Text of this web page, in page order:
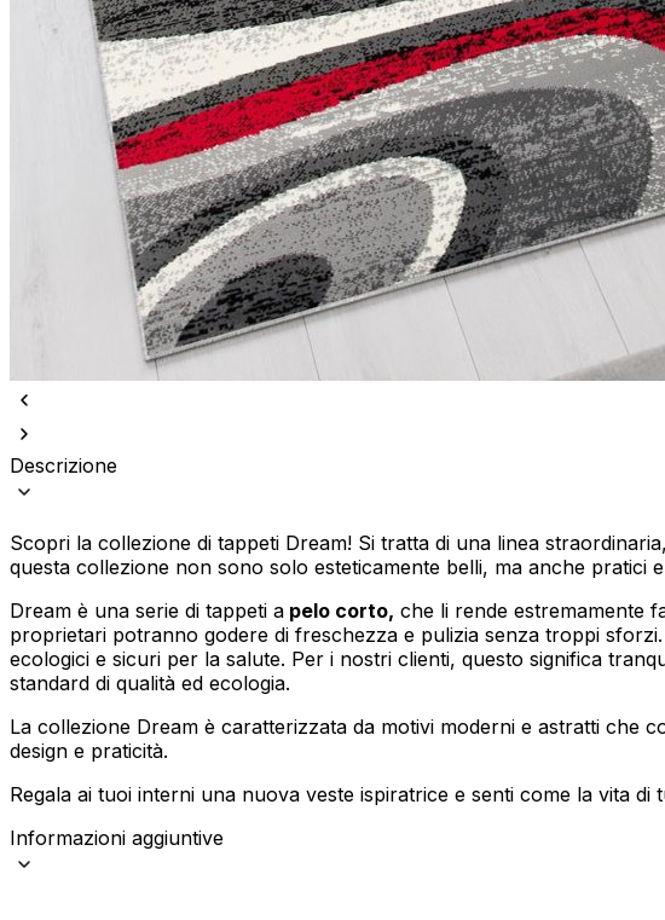
Descrizione
Scopri la collezione di tappeti Dream! Si tratta di una linea
questa collezione non sono solo esteticamente belli, ma anche pratici e
Dream è una serie di tappeti a pelo corto, che li rende estremamente
proprietari potranno godere di freschezza e pulizia senza troppi
ecologici e sicuri per la salute. Per i nostri clienti, questo significa
standard di qualità ed ecologia.
La collezione Dream è caratterizzata da motivi moderni e astratti che
design e praticità.
Regala ai tuoi interni una nuova veste ispiratrice e senti come la vita
Informazioni aggiuntive
combinarle con altre informazioni che hai
Indispensabili
I cookie indispensabili sono cruciali per le
I cookie relativi alle preferenze permettono al
esempio la tua lingua preferita o la regione in